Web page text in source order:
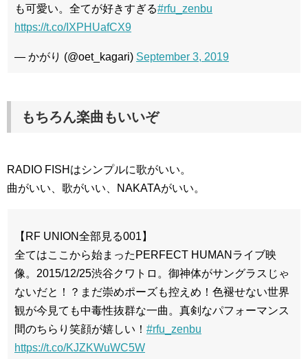
も可愛い。全てが好きすぎる#rfu_zenbu
https://t.co/IXPHUafCX9
— かがり (@oet_kagari) September 3, 2019
もちろん楽曲もいいぞ
RADIO FISHはシンプルに歌がいい。
曲がいい、歌がいい、NAKATAがいい。
【RF UNION全部見る001】
全てはここから始まったPERFECT HUMANライブ映
像。2015/12/25渋谷クワトロ。御神体がサングラスじゃ
ないだと！？まだ崇めポーズも控えめ！色褪せない世界
観が今見ても中毒性抜群な一曲。真剣なパフォーマンス
間のちらり笑顔が嬉しい！ #rfu_zenbu
https://t.co/KJZKWuWC5W